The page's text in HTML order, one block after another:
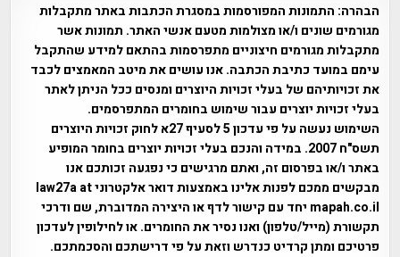
הבהרה: התמונות המפורסמות במסגרת הכתבות באתר מתקבלות
מגורמים שונים ו/או מצולמות מטעם אנשי האתר. תמונות אשר
מתקבלות מגורמים חיצוניים מתפרסמות בהתאם למידע שהתקבל
עימם במועד כתיבת הכתבה. אנו עושים את מיטב המאמצים לכבד
את זכויותיהם של בעלי זכויות היוצרים ומנסים ככל הניתן לאתר
בעלי זכויות יוצרים עבור שימוש בחומרים המתפרסמים.
השימוש נעשה על פי עדכון 5 לסעיף 27א לחוק זכויות היוצרים
תשס"ח 2007. במידה והנכם בעלי זכויות יוצרים בחומר המופיע
באתר ו/או בפרסום זה, ואתם מרגישים כי נפגעה זכותכם אנו
מבקשים ממכם לפנות אלינו באמצעות דואר אלקטרוני law27a at
mapah.co.il יחד עם קישור לדף או היצירה המדוברת, שם ודרכי
תקשורת (מייל/טלפון) ואנו נסיר את החומרים. או לחילופין לעדכון
פרטיכם ומתן קרדיט כנדרש וזאת על פי דרישתכם והסכמתכם.